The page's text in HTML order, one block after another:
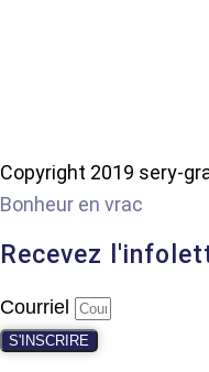
Copyright 2019 sery-
Bonheur en vrac
Recevez
Courriel
S'INSCRIRE